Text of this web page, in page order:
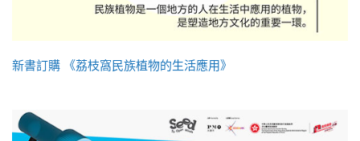
新書訂購 《荔枝窩民族植物的生活應用》